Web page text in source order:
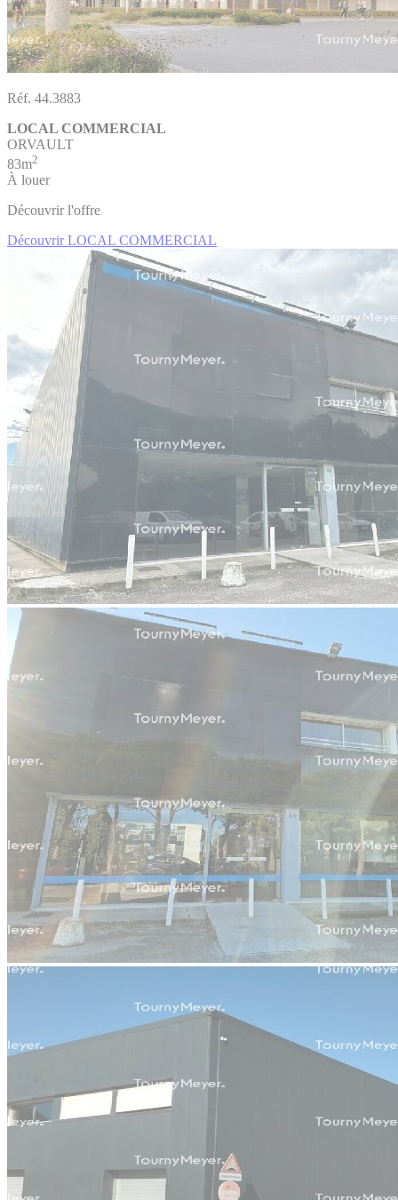
Réf. 44.3883
LOCAL COMMERCIAL
ORVAULT
83m2
À louer
Découvrir l'offre
Découvrir LOCAL COMMERCIAL